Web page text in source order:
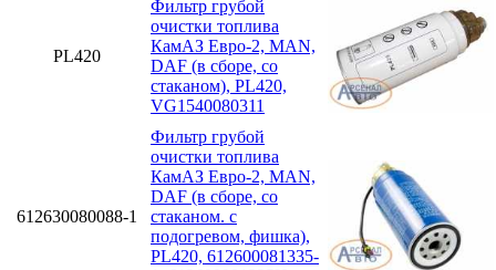
PL420
Фильтр грубой
очистки топлива
КамАЗ Евро-2, MAN,
DAF (в сборе, со
стаканом), PL420,
VG1540080311
612630080088-1
Фильтр грубой
очистки топлива
КамАЗ Евро-2, MAN,
DAF (в сборе, со
стаканом. с
подогревом, фишка),
PL420, 612600081335-